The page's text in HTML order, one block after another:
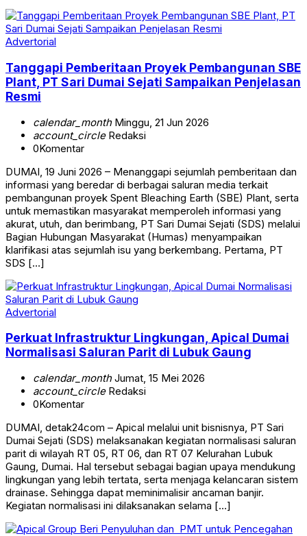
Advertorial
Tanggapi Pemberitaan Proyek Pembangunan SBE
Plant, PT Sari Dumai Sejati Sampaikan Penjelasan
Resmi
calendar_monthMinggu, 21 Jun 2026
account_circleRedaksi
0Komentar
DUMAI, 19 Juni 2026 – Menanggapi sejumlah pemberitaan dan
informasi yang beredar di berbagai saluran media terkait
pembangunan proyek Spent Bleaching Earth (SBE) Plant, serta
untuk memastikan masyarakat memperoleh informasi yang
akurat, utuh, dan berimbang, PT Sari Dumai Sejati (SDS) melalui
Bagian Hubungan Masyarakat (Humas) menyampaikan
klarifikasi atas sejumlah isu yang berkembang. Pertama, PT
SDS […]
Advertorial
Perkuat Infrastruktur Lingkungan, Apical Dumai
Normalisasi Saluran Parit di Lubuk Gaung
calendar_monthJumat, 15 Mei 2026
account_circleRedaksi
0Komentar
DUMAI, detak24com – Apical melalui unit bisnisnya, PT Sari
Dumai Sejati (SDS) melaksanakan kegiatan normalisasi saluran
parit di wilayah RT 05, RT 06, dan RT 07 Kelurahan Lubuk
Gaung, Dumai. Hal tersebut sebagai bagian upaya mendukung
lingkungan yang lebih tertata, serta menjaga kelancaran sistem
drainase. Sehingga dapat meminimalisir ancaman banjir.
Kegiatan normalisasi ini dilaksanakan selama […]